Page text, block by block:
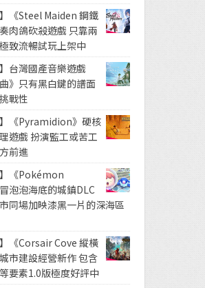
】《Steel Maiden 鋼鐵
肉鴿砍殺遊戲 只靠兩
致流暢試玩上架中
台灣國產音樂遊戲
》只有黑白鍵的譜面
戰性
】《Pyramidion》硬核
遊戲 扮演監工或苦工
前進
】《Pokémon
泡泡海底的城鎮DLC
同場加映漆黑一片的深海區
】《Corsair Cove 縱橫
市建設經營新作 包含
要素1.0版極度好評中